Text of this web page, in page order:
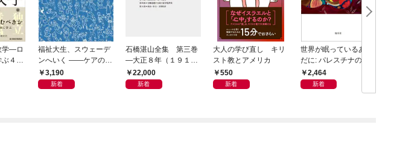
学―ロ
４つ
福祉大生、スウェーデ
ンへいく ――ケアのそ
の先へ――15人が見た
民主主義の景色――
3,190
新着
石橋湛山全集 第三巻
―大正８年（１９１
９）－大正９年（１９
２０）
22,000
新着
大人の学び直し キリ
スト教とアメリカ
550
新着
世界が眠っているあい
だに: パレスチナの物
語、言葉、傷
2,464
新着